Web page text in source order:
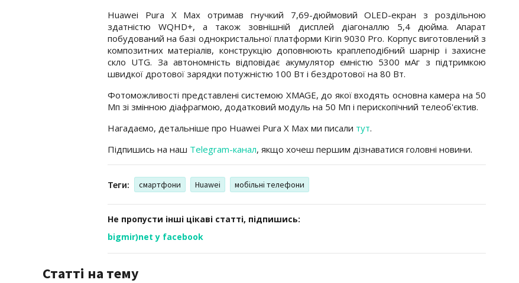
Huawei Pura X Max отримав гнучкий 7,69-дюймовий OLED-екран з роздільною
здатністю WQHD+, а також зовнішній дисплей діагоналлю 5,4 дюйма. Апарат
побудований на базі однокристальної платформи Kirin 9030 Pro. Корпус виготовлений з
композитних матеріалів, конструкцію доповнюють краплеподібний шарнір і захисне
скло UTG. За автономність відповідає акумулятор ємністю 5300 мАг з підтримкою
швидкої дротової зарядки потужністю 100 Вт і бездротової на 80 Вт.
Фотоможливості представлені системою XMAGE, до якої входять основна камера на 50
Мп зі змінною діафрагмою, додатковий модуль на 50 Мп і перископічний телеоб'єктив.
Нагадаємо, детальніше про Huawei Pura X Max ми писали тут.
Підпишись на наш Telegram-канал, якщо хочеш першим дізнаватися головні новини.
Теги: смартфони Huawei мобільні телефони
Не пропусти інші цікаві статті, підпишись:
bigmir)net у facebook
Статті на тему